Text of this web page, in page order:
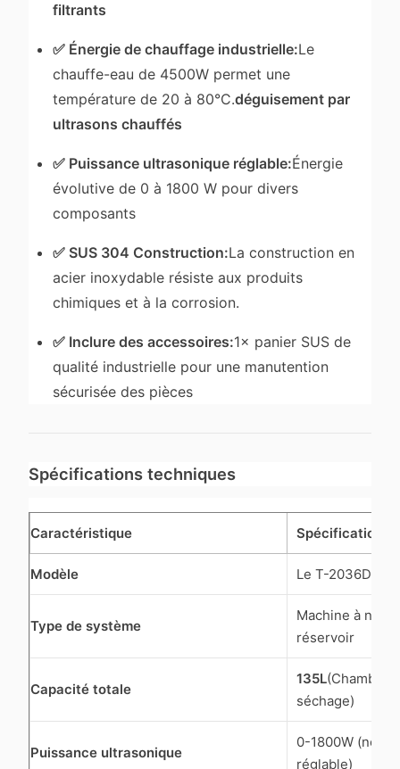
filtrants
✅ Énergie de chauffage industrielle:Le
chauffe-eau de 4500W permet une
température de 20 à 80°C.déguisement par
ultrasons chauffés
✅ Puissance ultrasonique réglable:Énergie
évolutive de 0 à 1800 W pour divers
composants
✅ SUS 304 Construction:La construction en
acier inoxydable résiste aux produits
chimiques et à la corrosion.
✅ Inclure des accessoires:1× panier SUS de
qualité industrielle pour une manutention
sécurisée des pièces
Spécifications techniques
Caractéristique Spécification
Modèle Le T-2036DF
Type de système
Machine à
réservoir
Capacité totale
135L
séchage)
Puissance ultrasonique
0-1800W
réglable)